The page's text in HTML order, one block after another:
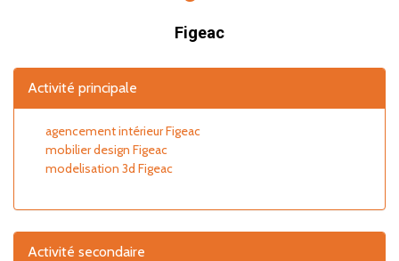
Figeac
Activité principale
agencement intérieur Figeac
mobilier design Figeac
modelisation 3d Figeac
Activité secondaire